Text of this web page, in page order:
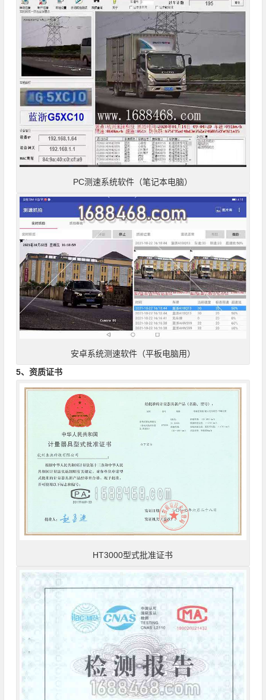
PC测速系统软件（笔记本电脑）
安卓系统测速软件（平板电脑用）
5、资质证书
HT3000型式批准证书